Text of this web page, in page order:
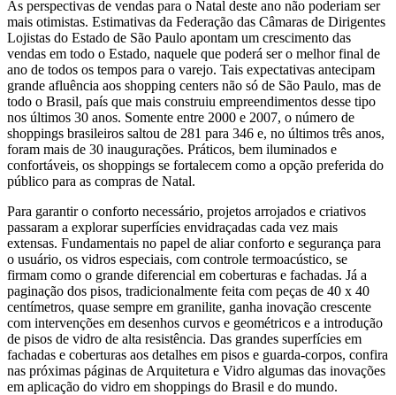
As perspectivas de vendas para o Natal deste ano não poderiam ser
mais otimistas. Estimativas da Federação das Câmaras de Dirigentes
Lojistas do Estado de São Paulo apontam um crescimento das
vendas em todo o Estado, naquele que poderá ser o melhor final de
ano de todos os tempos para o varejo. Tais expectativas antecipam
grande afluência aos shopping centers não só de São Paulo, mas de
todo o Brasil, país que mais construiu empreendimentos desse tipo
nos últimos 30 anos. Somente entre 2000 e 2007, o número de
shoppings brasileiros saltou de 281 para 346 e, no últimos três anos,
foram mais de 30 inaugurações. Práticos, bem iluminados e
confortáveis, os shoppings se fortalecem como a opção preferida do
público para as compras de Natal.
Para garantir o conforto necessário, projetos arrojados e criativos
passaram a explorar superfícies envidraçadas cada vez mais
extensas. Fundamentais no papel de aliar conforto e segurança para
o usuário, os vidros especiais, com controle termoacústico, se
firmam como o grande diferencial em coberturas e fachadas. Já a
paginação dos pisos, tradicionalmente feita com peças de 40 x 40
centímetros, quase sempre em granilite, ganha inovação crescente
com intervenções em desenhos curvos e geométricos e a introdução
de pisos de vidro de alta resistência. Das grandes superfícies em
fachadas e coberturas aos detalhes em pisos e guarda-corpos, confira
nas próximas páginas de Arquitetura e Vidro algumas das inovações
em aplicação do vidro em shoppings do Brasil e do mundo.